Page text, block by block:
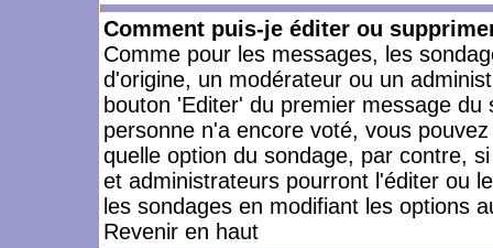
Comment puis-je éditer ou
Comme pour les messages, les
d'origine, un modérateur ou un
bouton 'Editer' du premier message
personne n'a encore voté, vous
quelle option du sondage, par contre,
et administrateurs pourront l'éditer ou
les sondages en modifiant les options
Revenir en haut